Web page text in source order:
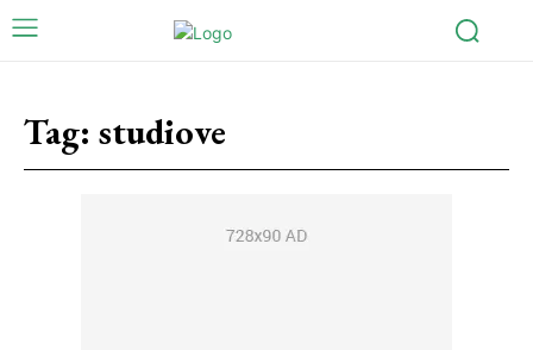
Tag: studiove